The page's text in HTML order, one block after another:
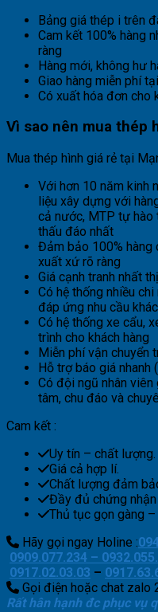
Bảng giá thép i trên
Cam kết 100% hàng
ràng
Hàng mới, không hư
Giao hàng miễn phí
Có xuất hóa đơn cho
Vì sao nên mua thép
Mua thép hình giá rẻ tại
Với hơn 10 năm kinh
liệu xây dựng với
cả nước, MTP tự hào
thấu đáo nhất
Đảm bảo 100%
xuất xứ rõ ràng
Giá cạnh tranh nhất
Có hệ thống nhiều
đáp ứng nhu cầu
Có hệ thống xe cẩu,
trình cho khách hàng
Miễn phí vận chuyển
Hỗ trợ báo giá nhanh
Có đội ngũ nhân
tâm, chu đáo và
Cam kết :
Uy tín – chất lượng.
Giá cả hợp lí.
Chất lượng đảm
Đầy đủ chứng nhận
Thủ tục gọn gàng –
Hãy gọi ngay Holine :
0909.077.234 –
0917.02.03.03 –
Gọi điện hoặc chat zalo
Rất hân hạnh đc phục vụ